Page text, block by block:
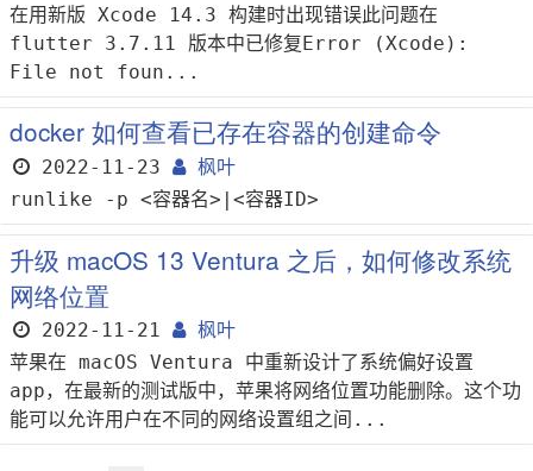
在用新版 Xcode 14.3 构建时出现错误此问题在
flutter 3.7.11 版本中已修复Error (Xcode):
File not foun...
docker 如何查看已存在容器的创建命令
2022-11-23
枫叶
runlike -p <容器名>|<容器ID>
升级 macOS 13 Ventura 之后，如何修改系统
网络位置
2022-11-21
枫叶
苹果在 macOS Ventura 中重新设计了系统偏好设置
app，在最新的测试版中，苹果将网络位置功能删除。这个功
能可以允许用户在不同的网络设置组之间...